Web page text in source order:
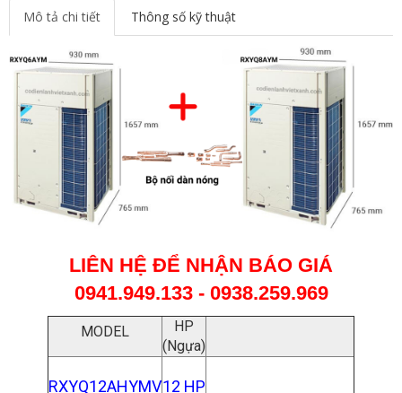
Mô tả chi tiết
Thông số kỹ thuật
LIÊN HỆ ĐỂ NHẬN BÁO GIÁ
0941.949.133 - 0938.259.969
MODEL
HP
(Ngựa)
RXYQ12AHYMV12 HP